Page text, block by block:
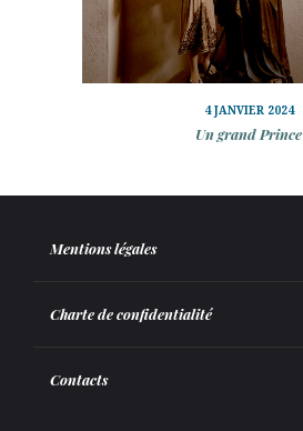
4 JANVIER 2024
Un grand Prince
Mentions légales
Charte de confidentialité
Contacts